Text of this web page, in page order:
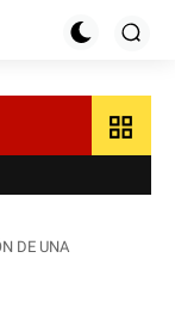
grid_view
DE UNA